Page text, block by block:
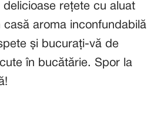
rețete cu aluat
casă aroma inconfundabilă
și bucurați-vă de
în bucătărie. Spor la